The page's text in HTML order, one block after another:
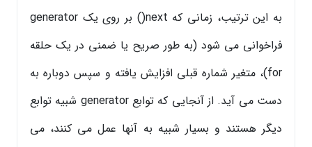
به این ترتیب، زمانی که next() بر روی یک generator
فراخوانی می شود (به طور صریح یا ضمنی در یک حلقه
for)، متغیر شماره قبلی افزایش یافته و سپس دوباره به
دست می آید. از آنجایی که توابع generator شبیه توابع
دیگر هستند و بسیار شبیه به آنها عمل می کنند، می